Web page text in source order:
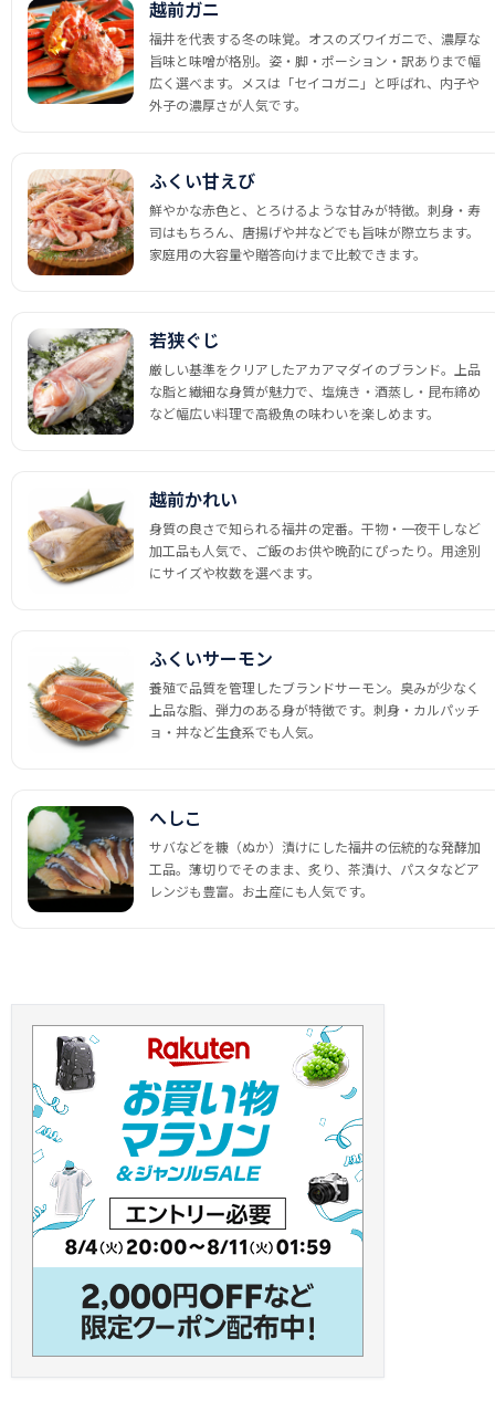
越前ガニ
福井を代表する冬の味覚。オスのズワイガニで、濃厚な
旨味と味噌が格別。姿・脚・ポーション・訳ありまで幅
広く選べます。メスは「セイコガニ」と呼ばれ、内子や
外子の濃厚さが人気です。
ふくい甘えび
鮮やかな赤色と、とろけるような甘みが特徴。刺身・寿
司はもちろん、唐揚げや丼などでも旨味が際立ちます。
家庭用の大容量や贈答向けまで比較できます。
若狭ぐじ
厳しい基準をクリアしたアカアマダイのブランド。上品
な脂と繊細な身質が魅力で、塩焼き・酒蒸し・昆布締め
など幅広い料理で高級魚の味わいを楽しめます。
越前かれい
身質の良さで知られる福井の定番。干物・一夜干しなど
加工品も人気で、ご飯のお供や晩酌にぴったり。用途別
にサイズや枚数を選べます。
ふくいサーモン
養殖で品質を管理したブランドサーモン。臭みが少なく
上品な脂、弾力のある身が特徴です。刺身・カルパッチ
ョ・丼など生食系でも人気。
へしこ
サバなどを糠（ぬか）漬けにした福井の伝統的な発酵加
工品。薄切りでそのまま、炙り、茶漬け、パスタなどア
レンジも豊富。お土産にも人気です。